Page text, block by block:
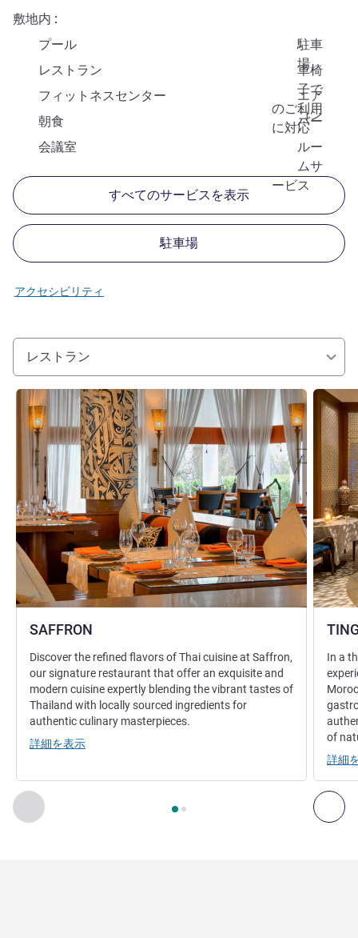
敷地内
プール
駐車
場
レストラン
車椅
子で
のご利用
に対応
フィットネスセンター
エア
コン
朝食
バー
会議室
ルー
ムサ
ービス
すべてのサービスを表示
駐車場
アクセシビリティ
レストラン
前に戻る - レストラン 次
2ページ中 , レストラン 1 : SAFFRON , レストラン
SAFFRON
詳細を表示
Discover the refined flavors of Thai cuisine at Saffron,
our signature restaurant that offer an exquisite and
modern cuisine expertly blending the vibrant tastes of
Thailand with locally sourced ingredients for
authentic culinary masterpieces.
詳細を表示
詳細を
In a
of
詳細